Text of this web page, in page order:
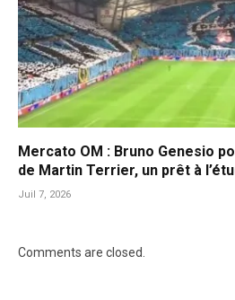
Mercato OM : Bruno Genesio
de Martin Terrier, un prêt à
Juil 7, 2026
Comments are closed.